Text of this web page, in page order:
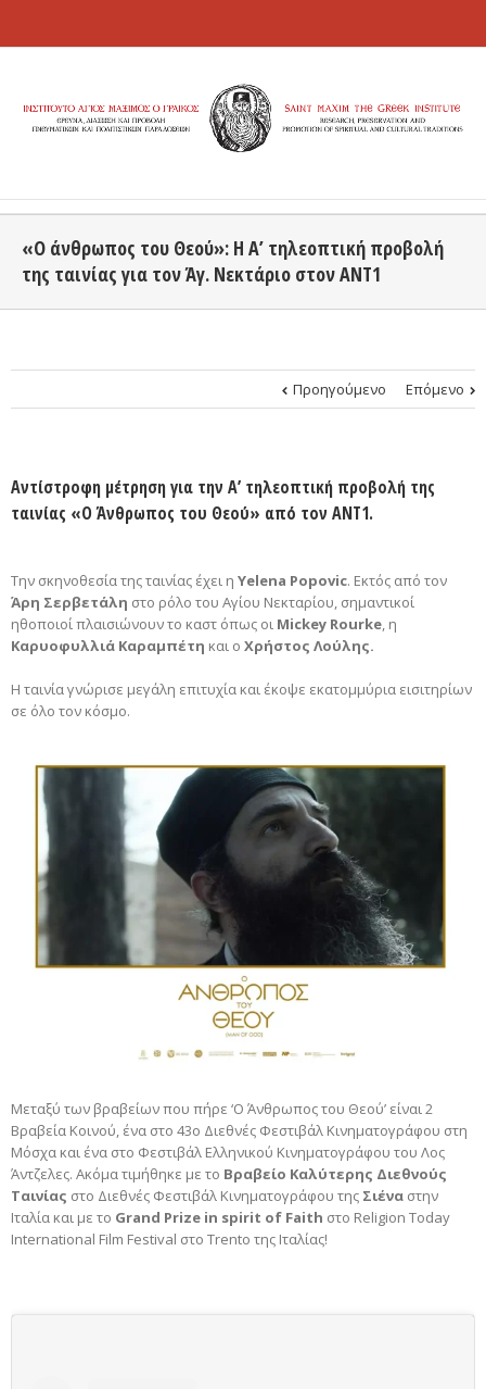
«Ο άνθρωπος του Θεού»: H Α’ τηλεοπτική προβολή
της ταινίας για τον Άγ. Νεκτάριο στον ΑΝΤ1
Προηγούμενο Επόμενο
Αντίστροφη μέτρηση για την Α’ τηλεοπτική προβολή της
ταινίας «Ο Άνθρωπος του Θεού» από τον ΑΝΤ1.
Την σκηνοθεσία της ταινίας έχει η Yelena Popovic. Εκτός από τον
Άρη Σερβετάλη στο ρόλο του Αγίου Νεκταρίου, σημαντικοί
ηθοποιοί πλαισιώνουν το καστ όπως οι Mickey Rourke , η
Καρυοφυλλιά Καραμπέτη και ο Χρήστος Λούλης.
Η ταινία γνώρισε μεγάλη επιτυχία και έκοψε εκατομμύρια εισιτηρίων
σε όλο τον κόσμο.
Μεταξύ των βραβείων που πήρε ‘Ο Άνθρωπος του Θεού’ είναι 2
Bραβεία Kοινού, ένα στο 43ο Διεθνές Φεστιβάλ Κινηματογράφου στη
Μόσχα και ένα στο Φεστιβάλ Ελληνικού Κινηματογράφου του Λος
Άντζελες. Ακόμα τιμήθηκε με το Βραβείο Καλύτερης Διεθνούς
Ταινίας στο Διεθνές Φεστιβάλ Κινηματογράφου της Σιένα στην
Ιταλία και με το Grand Prize in spirit of Faith στο Religion Today
International Film Festival στο Trento της Ιταλίας!